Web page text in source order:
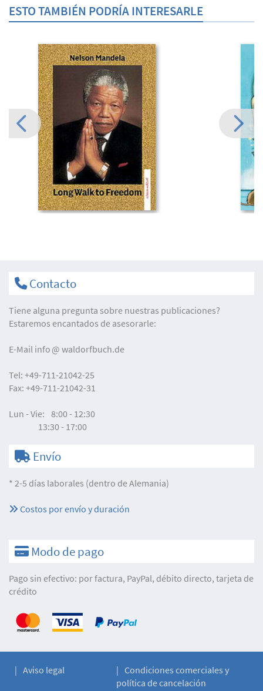
ESTO TAMBIÉN PODRÍA INTERESARLE
Contacto
Tiene alguna pregunta sobre nuestras publicaciones?
Estaremos encantados de asesorarle:
E-Mail info waldorfbuch.de
Tel: +49-711-21042-25
Fax: +49-711-21042-31
Lun - Vie: 8:00 - 12:30
13:30 - 17:00
Envío
* 2-5 días laborales (dentro de Alemania)
Costos por envío y duración
Modo de pago
Pago sin efectivo: por factura, PayPal, débito directo, tarjeta de
crédito
Aviso legal
Condiciones comerciales y
política de cancelación